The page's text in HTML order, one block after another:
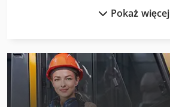
Haas Tl-1
Haas Tl-2
Pokaż więcej